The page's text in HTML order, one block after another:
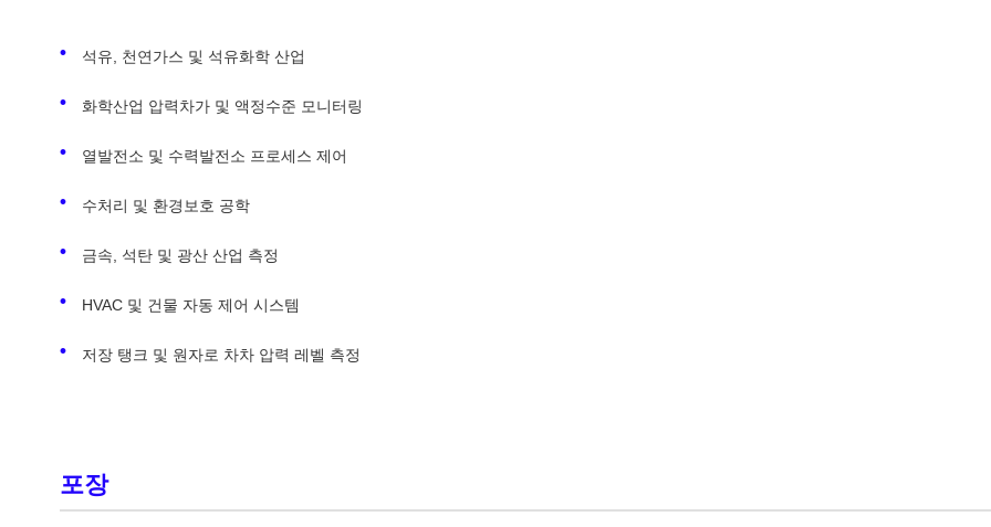
석유, 천연가스 및 석유화학 산업
화학산업 압력차가 및 액정수준 모니터링
열발전소 및 수력발전소 프로세스 제어
수처리 및 환경보호 공학
금속, 석탄 및 광산 산업 측정
HVAC 및 건물 자동 제어 시스템
저장 탱크 및 원자로 차차 압력 레벨 측정
포장